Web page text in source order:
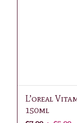
L’oreal
150ml